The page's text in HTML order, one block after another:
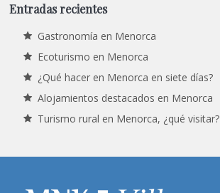
Entradas recientes
Gastronomía en Menorca
Ecoturismo en Menorca
¿Qué hacer en Menorca en siete días?
Alojamientos destacados en Menorca
Turismo rural en Menorca, ¿qué visitar?